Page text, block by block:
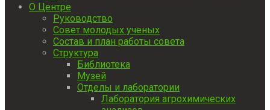
О Центре
Руководство
Совет молодых ученых
Состав и план работы совета
Структура
Библиотека
Музей
Отделы и лаборатории
Лаборатория агрохимических